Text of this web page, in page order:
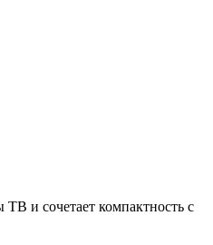
и сочетает компактность с